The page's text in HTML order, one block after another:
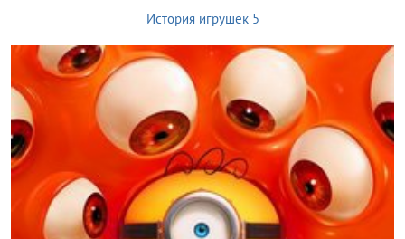
История игрушек 5